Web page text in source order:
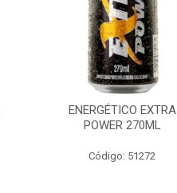
ENERGÉTICO EXTRA
POWER 270ML
Código: 51272